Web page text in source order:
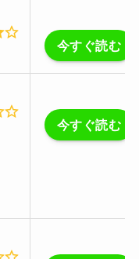
今すぐ読む
今すぐ読む